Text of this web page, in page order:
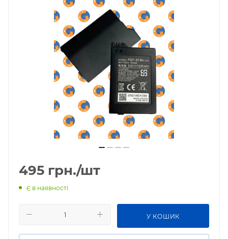
495 грн./шт
Є в наявності
У КОШИК